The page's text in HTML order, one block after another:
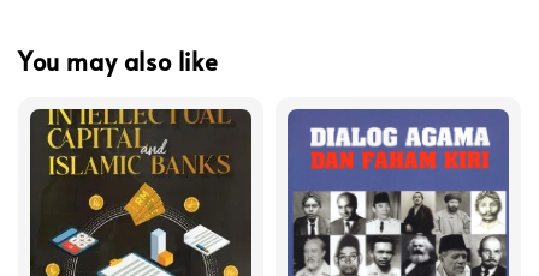
You may also like